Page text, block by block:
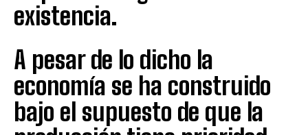
existencia.
A pesar de lo dicho la
economía se ha construido
bajo el supuesto de que la